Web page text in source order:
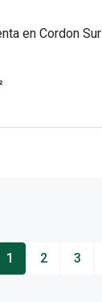
en Cordon Sur
1 2 3